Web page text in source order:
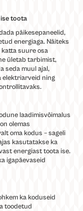
toota
päikesepaneelid,
energiaga. Näiteks
suure osa
ületab tarbimist,
seda muul ajal,
elektriarveid ning
laadimisvõimalus
olemas
oma kodus – sageli
kasutatakse ka
energiast toota ise.
igapäevaseid
ka koduseid
toodetud